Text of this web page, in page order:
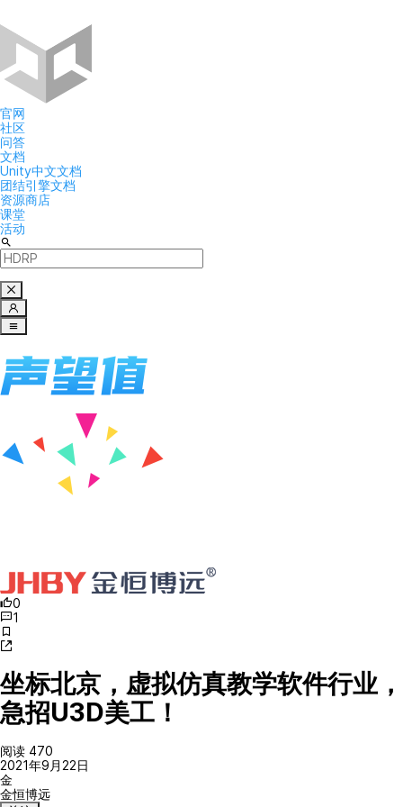
官网
社区
问答
文档
Unity中文文档
团结引擎文档
资源商店
课堂
活动
0
1
坐标北京，虚拟仿真教学软件行业，
急招U3D美工！
阅读 470
2021年9月22日
金
金恒博远